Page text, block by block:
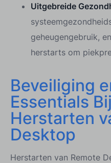
Uitgebreide
geheugengebruik,
herstarts om
Beveiliging
Essentials
Herstarten
Desktop
Herstarten van Remote